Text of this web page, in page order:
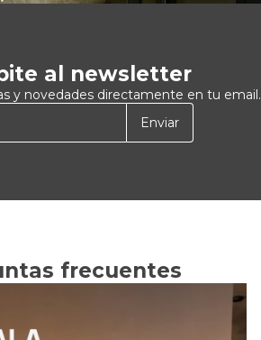
en nuestros
al newsletter
y novedades directamente en tu email.
Enviar
frecuentes